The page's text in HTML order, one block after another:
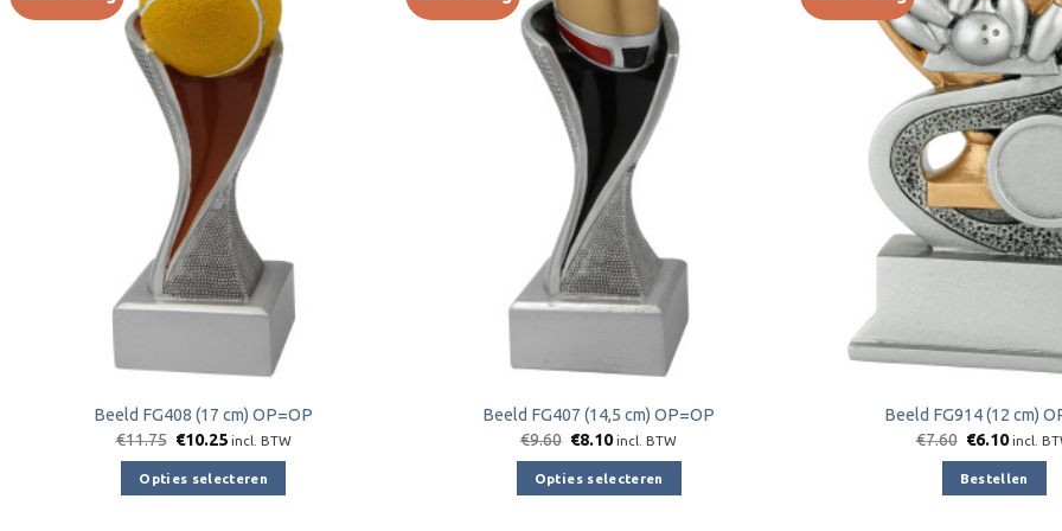
Beeld FG408 (17 cm) OP=OP
€11.75 Oorspronkelijke
€11.75.
€10.25Huidige
is:
€10.25.
incl. BTW
Opties selecteren
Beeld FG407 (14,5 cm) OP=OP
€9.60 Oorspronkelijke
€9.60.
€8.10Huidige
is:
€8.10.
incl. BTW
Opties selecteren
Beeld FG914 (12 cm)
€7.60
was:
€7.60.
€6.10
is:
€6.10.
incl.
Bestellen